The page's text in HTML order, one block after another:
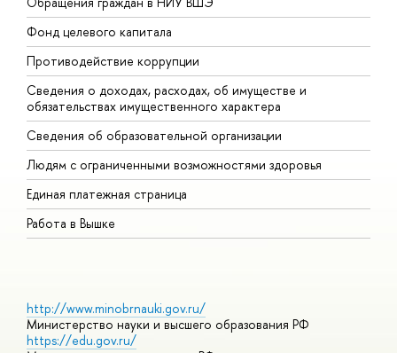
Фонд целевого капитала
Противодействие коррупции
Сведения о доходах, расходах, об имуществе и
обязательствах имущественного характера
Сведения об образовательной организации
Людям с ограниченными возможностями здоровья
Единая платежная страница
Работа в Вышке
http://www.minobrnauki.gov.ru/
Министерство науки и высшего образования РФ
https://edu.gov.ru/